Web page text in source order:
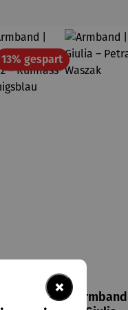
13% gespartRabatt
Armband |
Armband |
×